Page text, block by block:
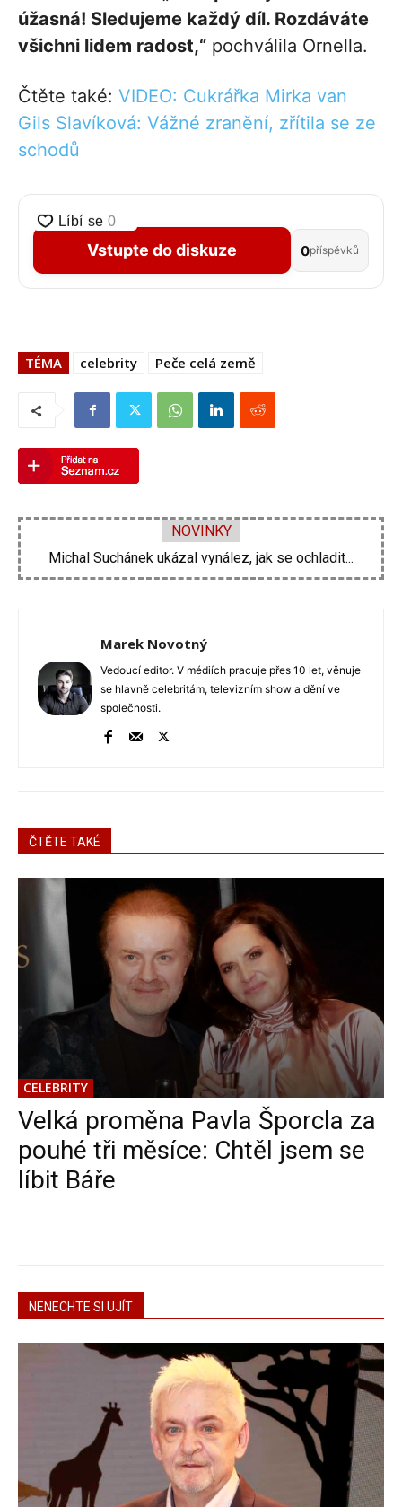
úžasná! Sledujeme každý díl. Rozdáváte
všichni lidem radost,“ pochválila Ornella.
Čtěte také: VIDEO: Cukrářka Mirka van
Gils Slavíková: Vážné zranění, zřítila se ze
schodů
Vstupte do diskuze 0příspěvků
TÉMA celebrity Peče celá země
NOVINKY
Michal Suchánek ukázal vynález, jak se ochladit...
Velká proměna Pavla Šporcla za pouhé tři...
Marek Novotný
Vedoucí editor. V médiích pracuje přes 10 let, věnuje
se hlavně celebritám, televizním show a dění ve
společnosti.
ČTĚTE TAKÉ
CELEBRITY
Velká proměna Pavla Šporcla za
pouhé tři měsíce: Chtěl jsem se
líbit Báře
NENECHTE SI UJÍT